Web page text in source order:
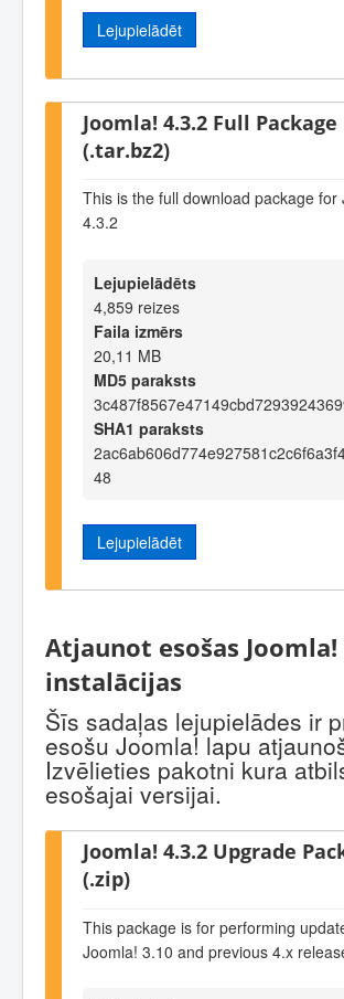
Lejupielādēt
Joomla! 4.3.2 Full Package
(.tar.bz2)
This is the full download package for
4.3.2
Lejupielādēts
4,859 reizes
Faila izmērs
20,11 MB
MD5 paraksts
SHA1 paraksts
48
Lejupielādēt
Atjaunot esošas Joomla!
instalācijas
Šīs sadaļas lejupielādes ir
esošu Joomla! lapu
Izvēlieties pakotni kura
esošajai versijai.
Joomla! 4.3.2 Upgrade
(.zip)
This package is for performing
Joomla! 3.10 and previous 4.x